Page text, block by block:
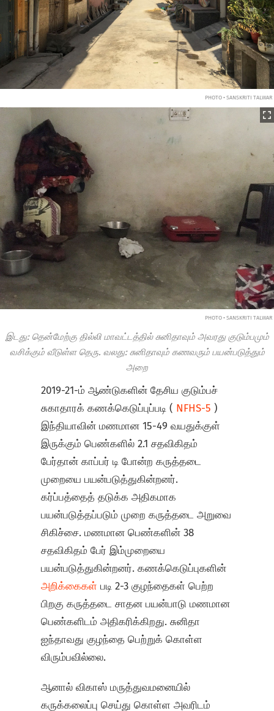
PHOTO • SANSKRITI TALWAR
PHOTO • SANSKRITI TALWAR
இடது: தென்மேற்கு தில்லி மாவட்டத்தில் சுனிதாவும் அவரது குடும்பமும்
வசிக்கும் வீடுள்ள தெரு. வலது: சுனிதாவும் கணவரும் பயன்படுத்தும்
அறை
2019-21-ம் ஆண்டுகளின் தேசிய குடும்பச்
சுகாதாரக் கணக்கெடுப்புப்படி ( NFHS-5 )
இந்தியாவின் மணமான 15-49 வயதுக்குள்
இருக்கும் பெண்களில் 2.1 சதவிகிதம்
பேர்தான் காப்பர் டி போன்ற கருத்தடை
முறையை பயன்படுத்துகின்றனர்.
கர்ப்பத்தைத் தடுக்க அதிகமாக
பயன்படுத்தப்படும் முறை கருத்தடை அறுவை
சிகிச்சை. மணமான பெண்களின் 38
சதவிகிதம் பேர் இம்முறையை
பயன்படுத்துகின்றனர். கணக்கெடுப்புகளின்
அறிக்கைகள்படி 2-3 குழந்தைகள் பெற்ற
பிறகு கருத்தடை சாதன பயன்பாடு மணமான
பெண்களிடம் அதிகரிக்கிறது. சுனிதா
ஐந்தாவது குழந்தை பெற்றுக் கொள்ள
விரும்பவில்லை.
ஆனால் விகாஸ் மருத்துவமனையில்
கருக்கலைப்பு செய்து கொள்ள அவரிடம்